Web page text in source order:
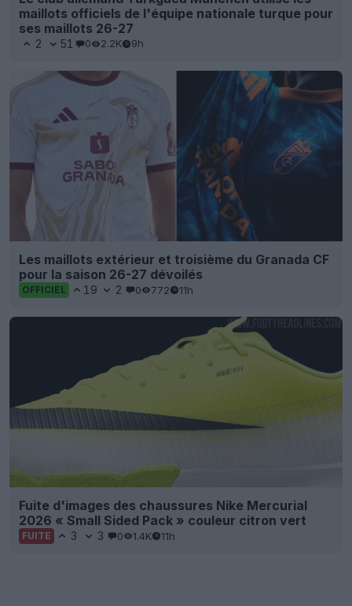
maillots officiels de l'équipe nationale turque pour
ses maillots 26-27
2 51 0 2.2K 9h
Les maillots extérieur et troisième du Granada CF
pour la saison 26-27 dévoilés
OFFICIEL 19 2 0 772 11h
Fuite d'images des chaussures Nike Mercurial
2026 « Small Sided Pack » couleur citron vert
FUITE 3 3 0 1.4K 11h